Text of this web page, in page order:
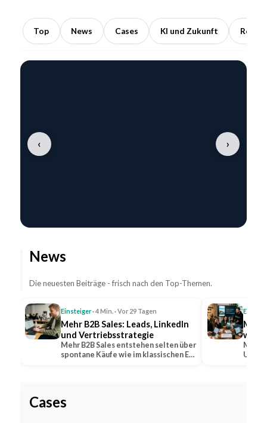
Top News Cases KI und Zukunft
Lesezeit
‹ ›
News
Die neuesten Beiträge - frisch nach den Top-Themen.
Einsteiger· 4 Min. · Vor 29 Tagen
Mehr B2B Sales: Leads, LinkedIn
und Vertriebsstrategie
Mehr B2B Sales entstehen selten über
spontane Käufe wie im klassischen E-
Mehr
Mehr
Cases